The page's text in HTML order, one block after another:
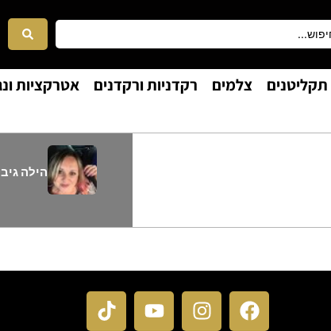
תקליטנים צלמים רקדניות ורקדנים אטרקציות
הילה